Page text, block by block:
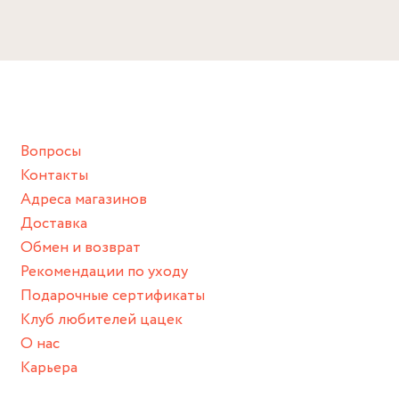
Снимайте ваше украшение перед купанием (и в море, и в
спортивный инвентарь).
Храните изделие в сухом месте.
Для надежного хранения мы доставляем все изделия в
нашей фирменной коробке или упаковке бренда.
Пожалуйста, используйте эту упаковку для хранения,
пока не носите украшение на себе.
Вопросы
Контакты
Адреса магазинов
Доставка
Обмен и возврат
Рекомендации по уходу
Подарочные сертификаты
Клуб любителей цацек
О нас
Карьера